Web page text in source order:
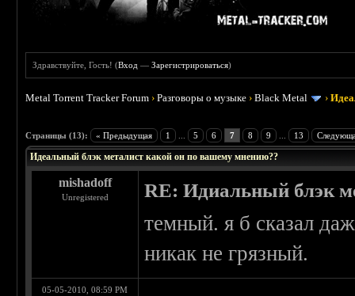
Здравствуйте, Гость! (Вход —Зарегистрироваться)
Metal Torrent Tracker Forum ›Разговоры о музыке ›Black Metal ›
Страницы (13): « Предыдущая 1 5 6 7 8 9 13
Идеальный блэк металист какой он по вашему мнению??
mishadoff
Unregistered RE: Идиальный блэк
темный. я б сказал
никак не грязный.
05-05-2010, 08:59 PM